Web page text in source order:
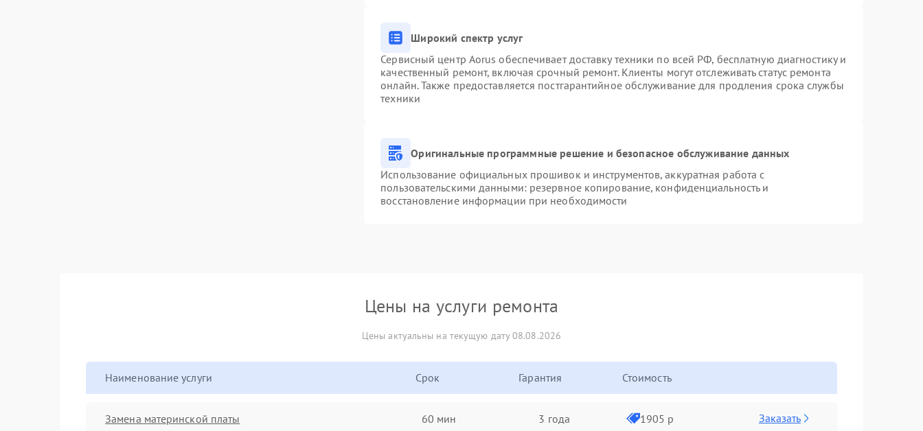
Широкий спектр услуг
Сервисный центр Aorus обеспечивает доставку техники по всей РФ, бесплатную диагностику и
качественный ремонт, включая срочный ремонт. Клиенты могут отслеживать статус ремонта
онлайн. Также предоставляется постгарантийное обслуживание для продления срока службы
техники
Оригинальные программные решение и безопасное обслуживание данных
Использование официальных прошивок и инструментов, аккуратная работа с
пользовательскими данными: резервное копирование, конфиденциальность и
восстановление информации при необходимости
Цены на услуги ремонта
Цены актуальны на текущую дату 08.08.2026
Наименование услуги Срок Гарантия Стоимость
Замена материнской платы 60 мин 3 года 1905 р Заказать